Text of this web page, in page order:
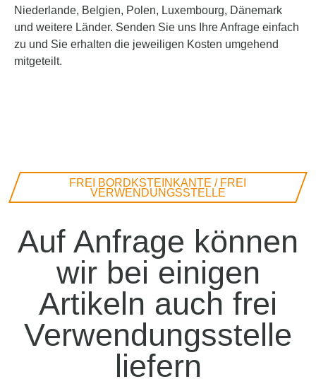
Niederlande, Belgien, Polen, Luxembourg, Dänemark
und weitere Länder. Senden Sie uns Ihre Anfrage einfach
zu und Sie erhalten die jeweiligen Kosten umgehend
mitgeteilt.
FREI BORDKSTEINKANTE / FREI
VERWENDUNGSSTELLE
Auf Anfrage können
wir bei einigen
Artikeln auch frei
Verwendungsstelle
liefern